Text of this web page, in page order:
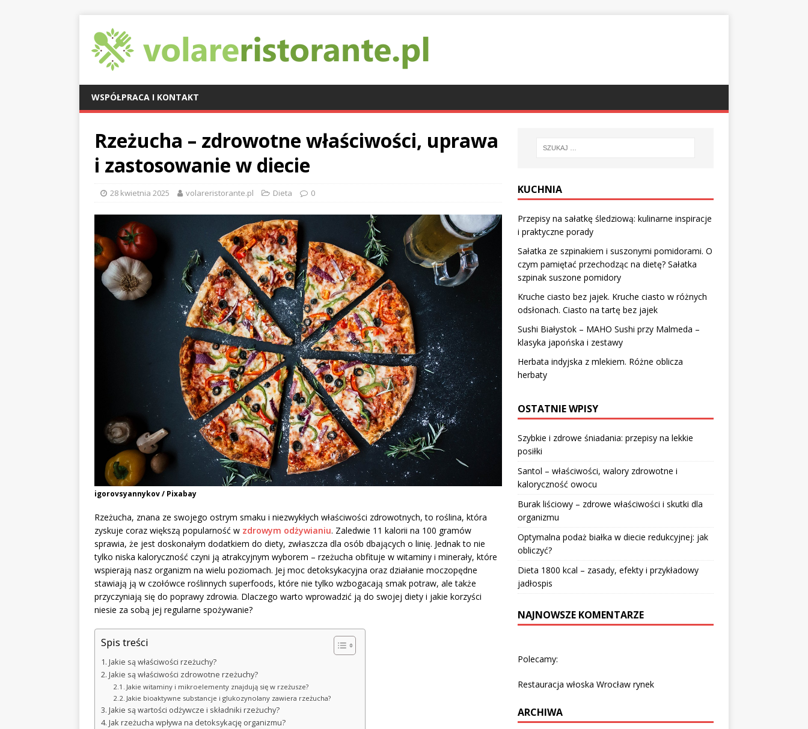
WSPÓŁPRACA I KONTAKT
Rzeżucha – zdrowotne właściwości, uprawa
i zastosowanie w diecie
28 kwietnia 2025 volareristorante.pl Dieta 0
igorovsyannykov / Pixabay
Rzeżucha, znana ze swojego ostrym smaku i niezwykłych właściwości zdrowotnych, to roślina, która
zyskuje coraz większą popularność w zdrowym odżywianiu. Zaledwie 11 kalorii na 100 gramów
sprawia, że jest doskonałym dodatkiem do diety, zwłaszcza dla osób dbających o linię. Jednak to nie
tylko niska kaloryczność czyni ją atrakcyjnym wyborem – rzeżucha obfituje w witaminy i minerały, które
wspierają nasz organizm na wielu poziomach. Jej moc detoksykacyjna oraz działanie moczopędne
stawiają ją w czołówce roślinnych superfoods, które nie tylko wzbogacają smak potraw, ale także
przyczyniają się do poprawy zdrowia. Dlaczego warto wprowadzić ją do swojej diety i jakie korzyści
niesie za sobą jej regularne spożywanie?
Spis treści
Jakie są właściwości rzeżuchy?
Jakie są właściwości zdrowotne rzeżuchy?
Jakie witaminy i mikroelementy znajdują się w rzeżusze?
Jakie bioaktywne substancje i glukozynolany zawiera rzeżucha?
Jakie są wartości odżywcze i składniki rzeżuchy?
Jak rzeżucha wpływa na detoksykację organizmu?
KUCHNIA
Przepisy na sałatkę śledziową: kulinarne inspiracje
i praktyczne porady
Sałatka ze szpinakiem i suszonymi pomidorami. O
czym pamiętać przechodząc na dietę? Sałatka
szpinak suszone pomidory
Kruche ciasto bez jajek. Kruche ciasto w różnych
odsłonach. Ciasto na tartę bez jajek
Sushi Białystok – MAHO Sushi przy Malmeda –
klasyka japońska i zestawy
Herbata indyjska z mlekiem. Różne oblicza
herbaty
OSTATNIE WPISY
Szybkie i zdrowe śniadania: przepisy na lekkie
posiłki
Santol – właściwości, walory zdrowotne i
kaloryczność owocu
Burak liściowy – zdrowe właściwości i skutki dla
organizmu
Optymalna podaż białka w diecie redukcyjnej: jak
obliczyć?
Dieta 1800 kcal – zasady, efekty i przykładowy
jadłospis
NAJNOWSZE KOMENTARZE
Polecamy:
Restauracja włoska Wrocław rynek
ARCHIWA